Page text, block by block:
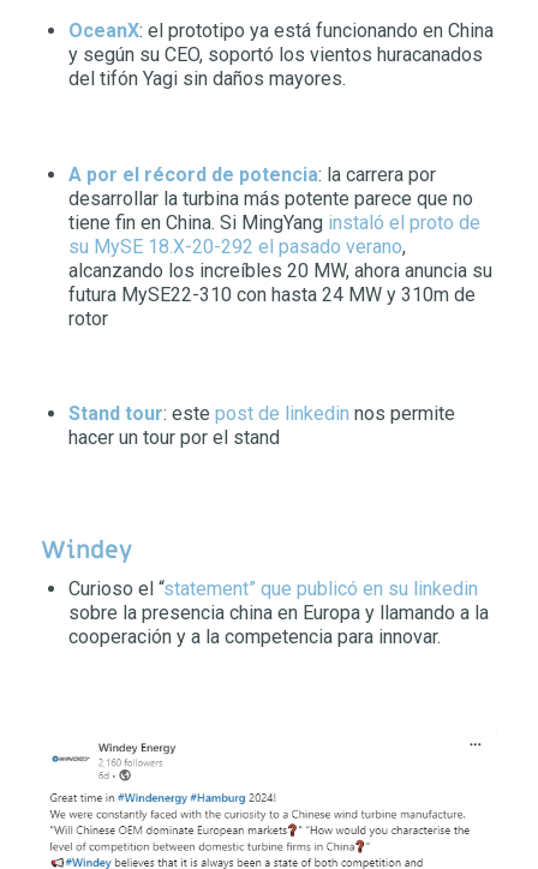
OceanX: el prototipo ya está funcionando en China
y según su CEO, soportó los vientos huracanados
del tifón Yagi sin daños mayores.
A por el récord de potencia: la carrera por
desarrollar la turbina más potente parece que no
tiene fin en China. Si MingYang instaló el proto de
su MySE 18.X-20-292 el pasado verano,
alcanzando los increíbles 20 MW, ahora anuncia su
futura MySE22-310 con hasta 24 MW y 310m de
rotor
Stand tour: este post de linkedin nos permite
hacer un tour por el stand
Windey
Curioso el “statement” que publicó en su linkedin
sobre la presencia china en Europa y llamando a la
cooperación y a la competencia para innovar.